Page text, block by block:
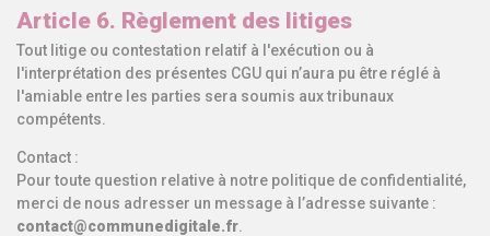
Article 6. Règlement des litiges
Tout litige ou contestation relatif à l'exécution ou à
l'interprétation des présentes CGU qui n’aura pu être réglé à
l'amiable entre les parties sera soumis aux tribunaux
compétents.
Contact :
Pour toute question relative à notre politique de confidentialité,
merci de nous adresser un message à l’adresse suivante :
contact@communedigitale.fr.